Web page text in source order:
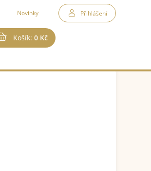
Přihlášení
Novinky
Košík:0 Kč